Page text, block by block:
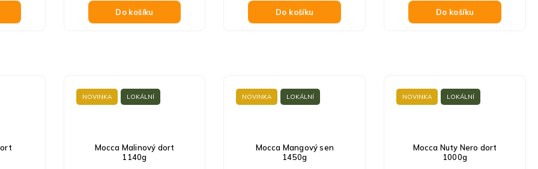
Do košíku Do košíku Do košíku
NOVINKA LOKÁLNÍ
Mocca Malinový dort
1140g
NOVINKA LOKÁLNÍ
Mocca Mangový sen
1450g
NOVINKA LOKÁLNÍ
Mocca Nuty Nero dort
1000g